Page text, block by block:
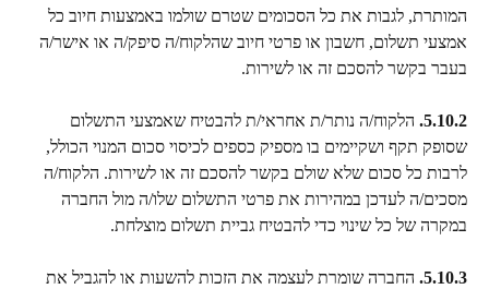
המותרת, לגבות את כל הסכומים שטרם שולמו באמצעות חיוב כל
אמצעי תשלום, חשבון או פרטי חיוב שהלקוח/ה סיפק/ה או אישר/ה
בעבר בקשר להסכם זה או לשירות.
5.10.2. הלקוח/ה נותר/ת אחראי/ת להבטיח שאמצעי התשלום
שסופק תקף ושקיימים בו מספיק כספים לכיסוי סכום המנוי הכולל,
לרבות כל סכום שלא שולם בקשר להסכם זה או לשירות. הלקוח/ה
מסכים/ה לעדכן במהירות את פרטי התשלום שלו/ה מול החברה
במקרה של כל שינוי כדי להבטיח גביית תשלום מוצלחת.
5.10.3. החברה שומרת לעצמה את הזכות להשעות או להגביל את